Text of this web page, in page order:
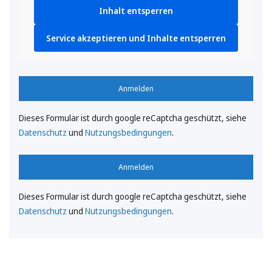
Inhalt entsperren
Service akzeptieren und Inhalte entsperren
Anmelden
Dieses Formular ist durch google reCaptcha geschützt, siehe
Datenschutz und Nutzungsbedingungen.
Anmelden
Dieses Formular ist durch google reCaptcha geschützt, siehe
Datenschutz und Nutzungsbedingungen.